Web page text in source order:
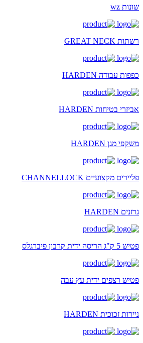
שונות wz
רשתות GREAT NECK
כפפות עבודה HARDEN
אביזרי בטיחות HARDEN
משקפי מגן HARDEN
פליירים מקצועיים CHANNELLOCK
גרזנים HARDEN
פטיש 5 ק"ג הריסה ידית קרבון פיברגלס
פטיש רצפים ידית עץ עבה
ניירות זכוכית HARDEN